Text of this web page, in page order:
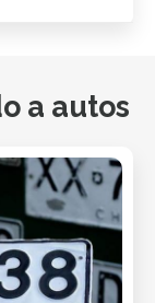
a autos